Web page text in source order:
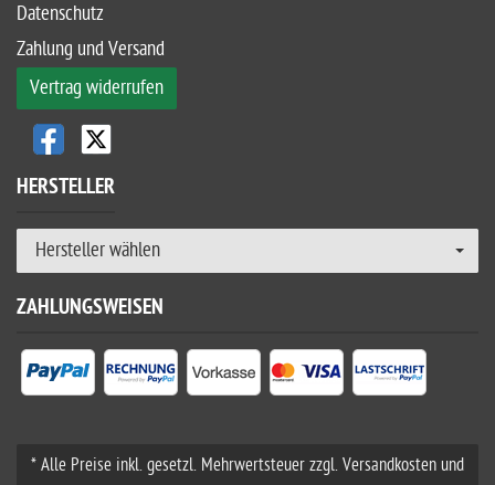
Datenschutz
Zahlung und Versand
Vertrag widerrufen
HERSTELLER
Hersteller wählen
ZAHLUNGSWEISEN
* Alle Preise inkl. gesetzl. Mehrwertsteuer zzgl. Versandkosten und